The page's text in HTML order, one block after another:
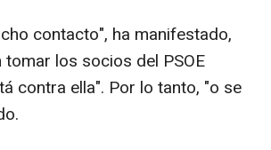
contacto", ha manifestado,
los socios del PSOE
contra ella". Por lo tanto, "o se